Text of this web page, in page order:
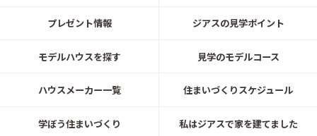
2026.6.26㈮～7.31㈮
名取市愛島郷モデルハウス見学可能！
トヨタホーム
20260401～0630
プレゼント情報
モデルハウスを探す
ハウスメーカー一覧
学ぼう住まいづくり
ジアスの見学ポイント
見学のモデルコース
住まいづくりスケジュール
私はジアスで家を建てました